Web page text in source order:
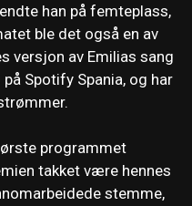
han på femteplass,
ble det også en av
versjon av Emilias sang
Spotify Spania, og har
programmet
takket være hennes
stemme,